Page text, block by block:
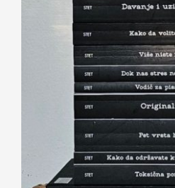
Set knjiga koje